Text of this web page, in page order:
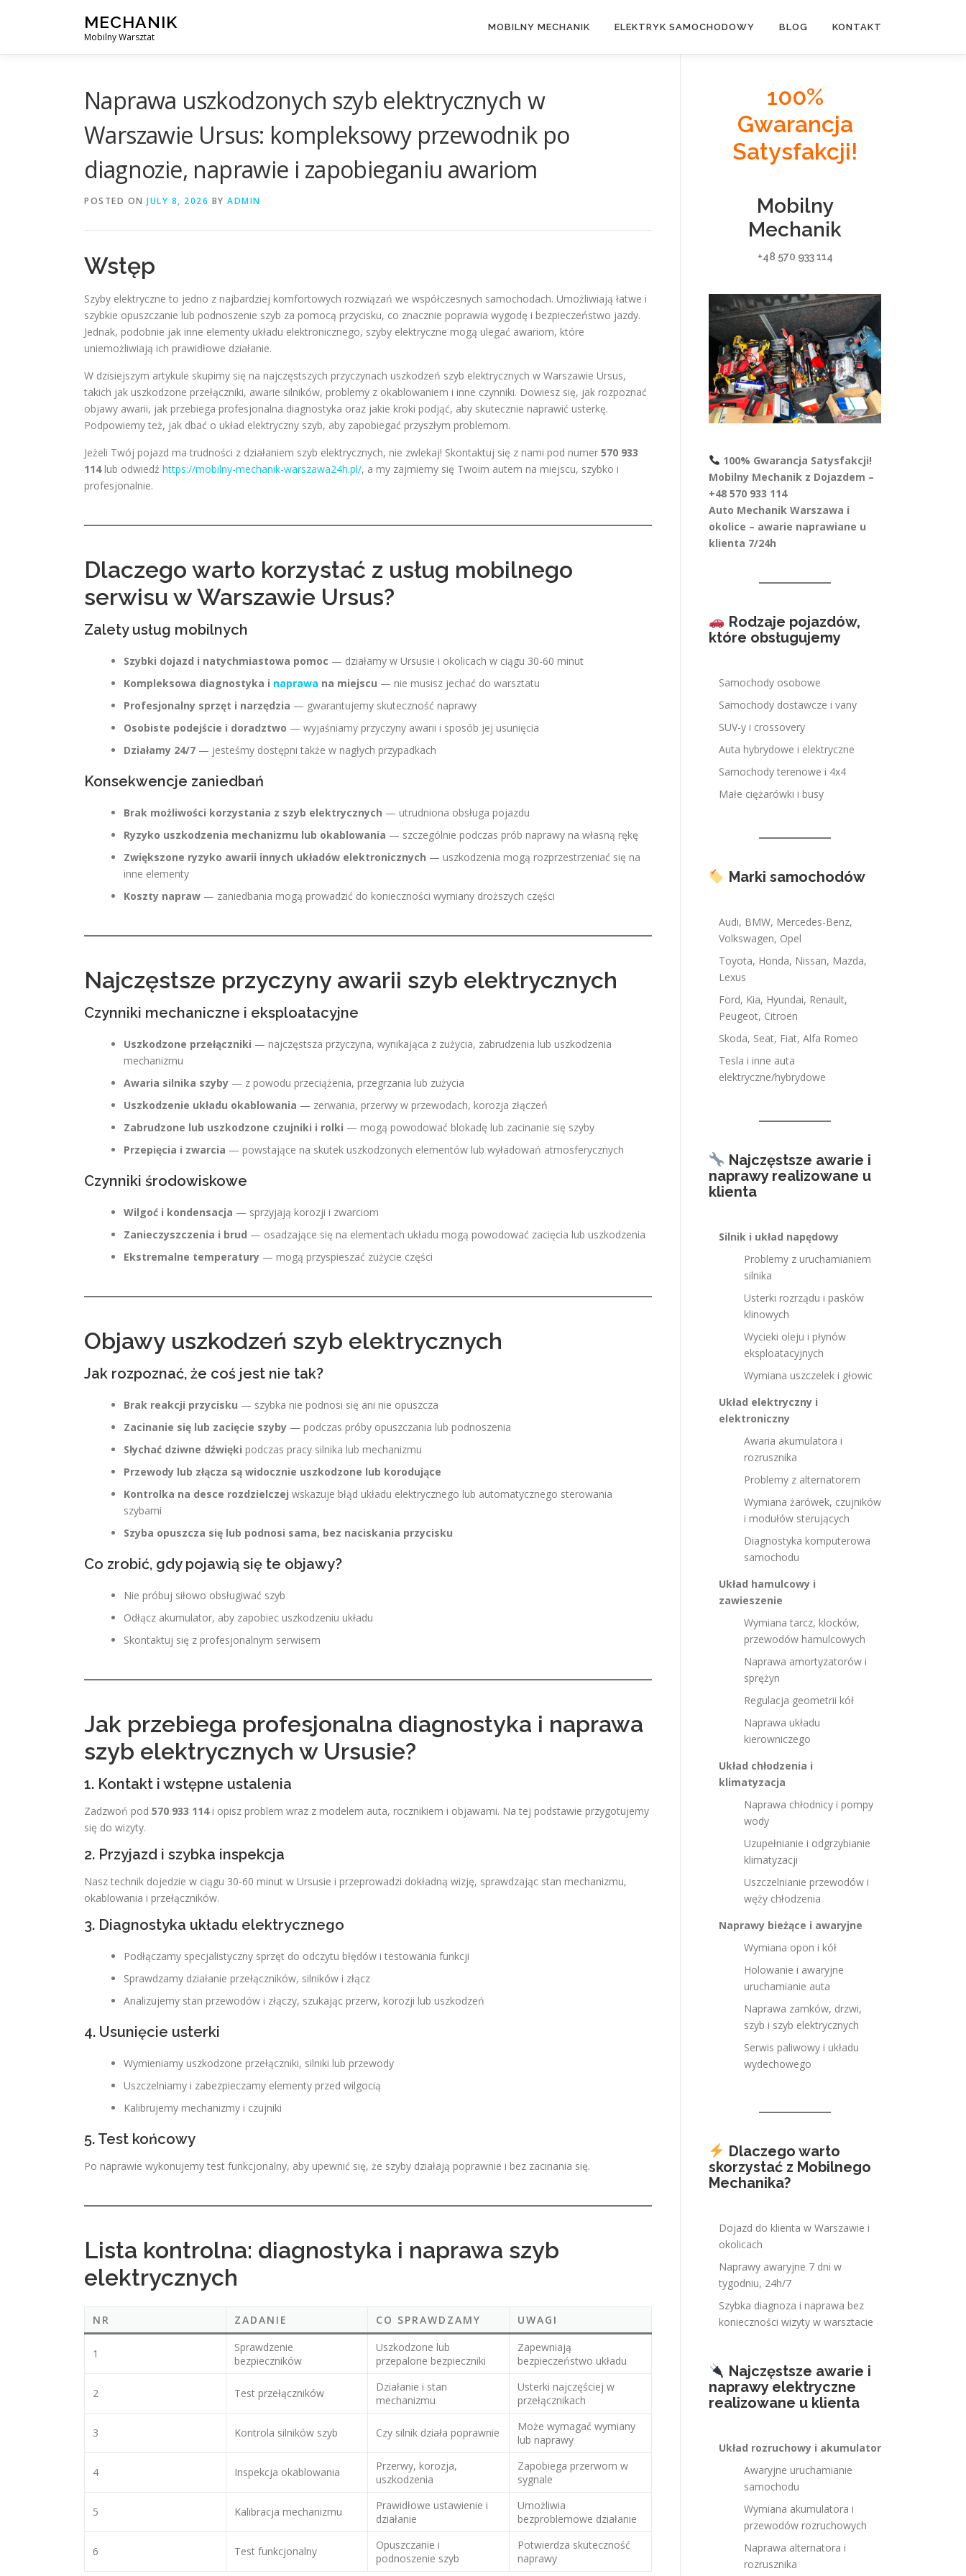
MECHANIK
Mobilny Warsztat
MOBILNY MECHANIK ELEKTRYK SAMOCHODOWY BLOG KONTAKT
Naprawa uszkodzonych szyb elektrycznych w
Warszawie Ursus: kompleksowy przewodnik po
diagnozie, naprawie i zapobieganiu awariom
POSTED ON JULY 8, 2026 BY ADMIN
Wstęp
Szyby elektryczne to jedno z najbardziej komfortowych rozwiązań we współczesnych samochodach. Umożliwiają łatwe i
szybkie opuszczanie lub podnoszenie szyb za pomocą przycisku, co znacznie poprawia wygodę i bezpieczeństwo jazdy.
Jednak, podobnie jak inne elementy układu elektronicznego, szyby elektryczne mogą ulegać awariom, które
uniemożliwiają ich prawidłowe działanie.
W dzisiejszym artykule skupimy się na najczęstszych przyczynach uszkodzeń szyb elektrycznych w Warszawie Ursus,
takich jak uszkodzone przełączniki, awarie silników, problemy z okablowaniem i inne czynniki. Dowiesz się, jak rozpoznać
objawy awarii, jak przebiega profesjonalna diagnostyka oraz jakie kroki podjąć, aby skutecznie naprawić usterkę.
Podpowiemy też, jak dbać o układ elektryczny szyb, aby zapobiegać przyszłym problemom.
Jeżeli Twój pojazd ma trudności z działaniem szyb elektrycznych, nie zwlekaj! Skontaktuj się z nami pod numer 570 933
114lub odwiedź https://mobilny-mechanik-warszawa24h.pl/, a my zajmiemy się Twoim autem na miejscu, szybko i
profesjonalnie.
Dlaczego warto korzystać z usług mobilnego
serwisu w Warszawie Ursus?
Zalety usług mobilnych
Szybki dojazd i natychmiastowa pomoc — działamy w Ursusie i okolicach w ciągu 30-60 minut
Kompleksowa diagnostyka i naprawa na miejscu — nie musisz jechać do warsztatu
Profesjonalny sprzęt i narzędzia — gwarantujemy skuteczność naprawy
Osobiste podejście i doradztwo — wyjaśniamy przyczyny awarii i sposób jej usunięcia
Działamy 24/7 — jesteśmy dostępni także w nagłych przypadkach
Konsekwencje zaniedbań
Brak możliwości korzystania z szyb elektrycznych — utrudniona obsługa pojazdu
Ryzyko uszkodzenia mechanizmu lub okablowania — szczególnie podczas prób naprawy na własną rękę
Zwiększone ryzyko awarii innych układów elektronicznych — uszkodzenia mogą rozprzestrzeniać się na
inne elementy
Koszty napraw — zaniedbania mogą prowadzić do konieczności wymiany droższych części
Najczęstsze przyczyny awarii szyb elektrycznych
Czynniki mechaniczne i eksploatacyjne
Uszkodzone przełączniki — najczęstsza przyczyna, wynikająca z zużycia, zabrudzenia lub uszkodzenia
mechanizmu
Awaria silnika szyby — z powodu przeciążenia, przegrzania lub zużycia
Uszkodzenie układu okablowania — zerwania, przerwy w przewodach, korozja złączeń
Zabrudzone lub uszkodzone czujniki i rolki — mogą powodować blokadę lub zacinanie się szyby
Przepięcia i zwarcia — powstające na skutek uszkodzonych elementów lub wyładowań atmosferycznych
Czynniki środowiskowe
Wilgoć i kondensacja — sprzyjają korozji i zwarciom
Zanieczyszczenia i brud — osadzające się na elementach układu mogą powodować zacięcia lub uszkodzenia
Ekstremalne temperatury — mogą przyspieszać zużycie części
Objawy uszkodzeń szyb elektrycznych
Jak rozpoznać, że coś jest nie tak?
Brak reakcji przycisku — szybka nie podnosi się ani nie opuszcza
Zacinanie się lub zacięcie szyby — podczas próby opuszczania lub podnoszenia
Słychać dziwne dźwięki podczas pracy silnika lub mechanizmu
Przewody lub złącza są widocznie uszkodzone lub korodujące
Kontrolka na desce rozdzielczej wskazuje błąd układu elektrycznego lub automatycznego sterowania
szybami
Szyba opuszcza się lub podnosi sama, bez naciskania przycisku
Co zrobić, gdy pojawią się te objawy?
Nie próbuj siłowo obsługiwać szyb
Odłącz akumulator, aby zapobiec uszkodzeniu układu
Skontaktuj się z profesjonalnym serwisem
Jak przebiega profesjonalna diagnostyka i naprawa
szyb elektrycznych w Ursusie?
1. Kontakt i wstępne ustalenia
Zadzwoń pod 570 933 114i opisz problem wraz z modelem auta, rocznikiem i objawami. Na tej podstawie przygotujemy
się do wizyty.
2. Przyjazd i szybka inspekcja
Nasz technik dojedzie w ciągu 30-60 minut w Ursusie i przeprowadzi dokładną wizję, sprawdzając stan mechanizmu,
okablowania i przełączników.
3. Diagnostyka układu elektrycznego
Podłączamy specjalistyczny sprzęt do odczytu błędów i testowania funkcji
Sprawdzamy działanie przełączników, silników i złącz
Analizujemy stan przewodów i złączy, szukając przerw, korozji lub uszkodzeń
4. Usunięcie usterki
Wymieniamy uszkodzone przełączniki, silniki lub przewody
Uszczelniamy i zabezpieczamy elementy przed wilgocią
Kalibrujemy mechanizmy i czujniki
5. Test końcowy
Po naprawie wykonujemy test funkcjonalny, aby upewnić się, że szyby działają poprawnie i bez zacinania się.
Lista kontrolna: diagnostyka i naprawa szyb
elektrycznych
NR ZADANIE CO SPRAWDZAMY UWAGI
1
Sprawdzenie
bezpieczników
Uszkodzone lub
przepalone bezpieczniki
Zapewniają
bezpieczeństwo układu
2 Test przełączników
Działanie i stan
mechanizmu
Usterki najczęściej w
przełącznikach
3 Kontrola silników szyb Czy silnik działa poprawnie
Może wymagać wymiany
lub naprawy
4 Inspekcja okablowania
Przerwy, korozja,
uszkodzenia
Zapobiega przerwom w
sygnale
5 Kalibracja mechanizmu
Prawidłowe ustawienie i
działanie
Umożliwia
bezproblemowe działanie
6 Test funkcjonalny
Opuszczanie i
podnoszenie szyb
Potwierdza skuteczność
naprawy
100%
Gwarancja
Satysfakcji!
Mobilny
Mechanik
+48 570 933 114
100% Gwarancja Satysfakcji!
Mobilny Mechanik z Dojazdem –
+48 570 933 114
Auto Mechanik Warszawa i
okolice – awarie naprawiane u
klienta 7/24h
Rodzaje pojazdów,
które obsługujemy
Samochody osobowe
Samochody dostawcze i vany
SUV-y i crossovery
Auta hybrydowe i elektryczne
Samochody terenowe i 4x4
Małe ciężarówki i busy
Marki samochodów
Audi, BMW, Mercedes-Benz,
Volkswagen, Opel
Toyota, Honda, Nissan, Mazda,
Lexus
Ford, Kia, Hyundai, Renault,
Peugeot, Citroën
Skoda, Seat, Fiat, Alfa Romeo
Tesla i inne auta
elektryczne/hybrydowe
Najczęstsze awarie i
naprawy realizowane u
klienta
Silnik i układ napędowy
Problemy z uruchamianiem
silnika
Usterki rozrządu i pasków
klinowych
Wycieki oleju i płynów
eksploatacyjnych
Wymiana uszczelek i głowic
Układ elektryczny i
elektroniczny
Awaria akumulatora i
rozrusznika
Problemy z alternatorem
Wymiana żarówek, czujników
i modułów sterujących
Diagnostyka komputerowa
samochodu
Układ hamulcowy i
zawieszenie
Wymiana tarcz, klocków,
przewodów hamulcowych
Naprawa amortyzatorów i
sprężyn
Regulacja geometrii kół
Naprawa układu
kierowniczego
Układ chłodzenia i
klimatyzacja
Naprawa chłodnicy i pompy
wody
Uzupełnianie i odgrzybianie
klimatyzacji
Uszczelnianie przewodów i
węży chłodzenia
Naprawy bieżące i awaryjne
Wymiana opon i kół
Holowanie i awaryjne
uruchamianie auta
Naprawa zamków, drzwi,
szyb i szyb elektrycznych
Serwis paliwowy i układu
wydechowego
Dlaczego warto
skorzystać z Mobilnego
Mechanika?
Dojazd do klienta w Warszawie i
okolicach
Naprawy awaryjne 7 dni w
tygodniu, 24h/7
Szybka diagnoza i naprawa bez
konieczności wizyty w warsztacie
Najczęstsze awarie i
naprawy elektryczne
realizowane u klienta
Układ rozruchowy i akumulator
Awaryjne uruchamianie
samochodu
Wymiana akumulatora i
przewodów rozruchowych
Naprawa alternatora i
rozrusznika